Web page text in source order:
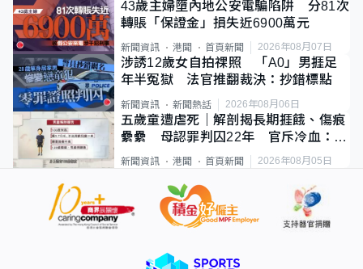
43歲主婦墮內地公安電騙陷阱 分81次
轉賬「保證金」損失近6900萬元
新聞資訊 港聞 首頁新聞 2026年08月07日
涉誘12歲女自拍祼照 「A0」男捱足
年半冤獄 法官推翻裁決：抄錯標點
新聞資訊 新聞熱話 2026年08月06日
五歲童遭虐死｜解剖揭長期捱餓、傷痕
纍纍 母認罪判囚22年 官斥冷血：同
類案最惡劣
新聞資訊 港聞 首頁新聞 2026年08月05日